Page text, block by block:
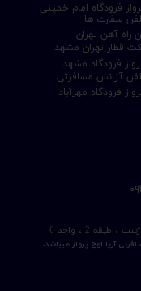
آریا اوج پرواز میباشد.
2 ، واحد 6
فرودگاه امام خمینی
قطار تهران مشهد
راه آهن تهران
فرودگاه مهرآباد
فرودگاه مشهد
سفارت ها
آژانس مسافرتی